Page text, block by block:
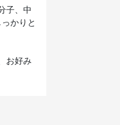
子、中
かりと
お好み